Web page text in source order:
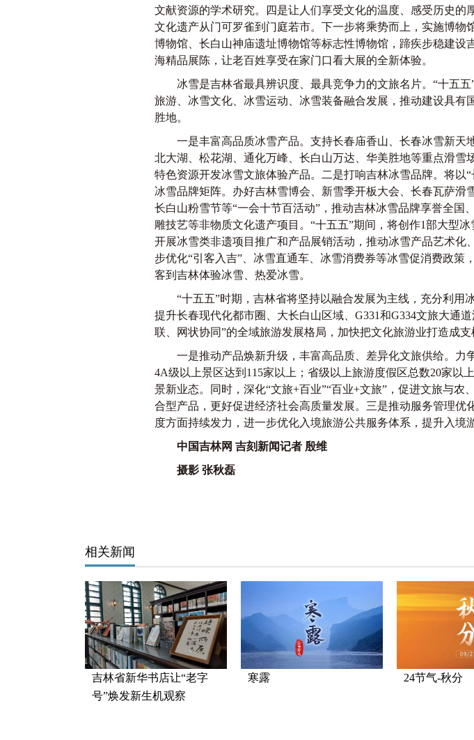
文献资源的学术研究。四是让人们享受文化的温度、感受历史的
文化遗产从门可罗雀到门庭若市。下一步将乘势而上，实施博
博物馆、长白山神庙遗址博物馆等标志性博物馆，蹄疾步稳建设
海精品展陈，让老百姓享受在家门口看大展的全新体验。
冰雪是吉林省最具辨识度、最具竞争力的文旅名片。“十五五
旅游、冰雪文化、冰雪运动、冰雪装备融合发展，推动建设具
胜地。
一是丰富高品质冰雪产品。支持长春庙香山、长春冰雪新天
北大湖、松花湖、通化万峰、长白山万达、华美胜地等重点滑
特色资源开发冰雪文旅体验产品。二是打响吉林冰雪品牌。将以
冰雪品牌矩阵。办好吉林雪博会、新雪季开板大会、长春瓦萨滑
长白山粉雪节等“一会十节百活动”，推动吉林冰雪品牌享誉全
雕技艺等非物质文化遗产项目。“十五五”期间，将创作1部大型
开展冰雪类非遗项目推广和产品展销活动，推动冰雪产品艺术
步优化“引客入吉”、冰雪直通车、冰雪消费券等冰雪促消费政
客到吉林体验冰雪、热爱冰雪。
“十五五”时期，吉林省将坚持以融合发展为主线，充分利用
提升长春现代化都市圈、大长白山区域、G331和G334文旅大通
联、网状协同”的全域旅游发展格局，加快把文化旅游业打造成支
一是推动产品焕新升级，丰富高品质、差异化文旅供给。力
4A级以上景区达到115家以上；省级以上旅游度假区总数20家
景新业态。同时，深化“文旅+百业”“百业+文旅”，促进文旅与
合型产品，更好促进经济社会高质量发展。三是推动服务管理
度方面持续发力，进一步优化入境旅游公共服务体系，提升入境
中国吉林网 吉刻新闻记者 殷维
摄影 张秋磊
相关新闻
吉林省新华书店让“老字
号”焕发新生机观察
寒露 24节气-秋分